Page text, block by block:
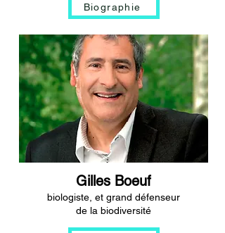
Biographie
Gilles Boeuf
biologiste, et grand défenseur
de la biodiversité